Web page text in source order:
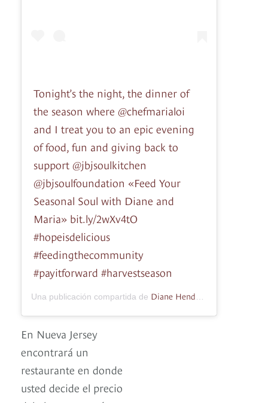
Tonight’s the night, the dinner of
the season where @chefmarialoi
and I treat you to an epic evening
of food, fun and giving back to
support @jbjsoulkitchen
@jbjsoulfoundation «Feed Your
Seasonal Soul with Diane and
Maria» bit.ly/2wXv4tO
#hopeisdelicious
#feedingthecommunity
#payitforward #harvestseason
Una publicación compartida de Diane Henderiks
En Nueva Jersey
encontrará un
restaurante en donde
usted decide el precio